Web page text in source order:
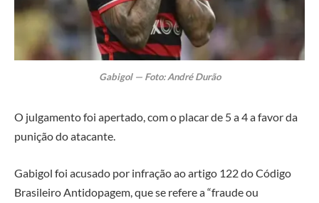
Gabigol — Foto: André Durão
O julgamento foi apertado, com o placar de 5 a 4 a favor da
punição do atacante.
Gabigol foi acusado por infração ao artigo 122 do Código
Brasileiro Antidopagem, que se refere a “fraude ou